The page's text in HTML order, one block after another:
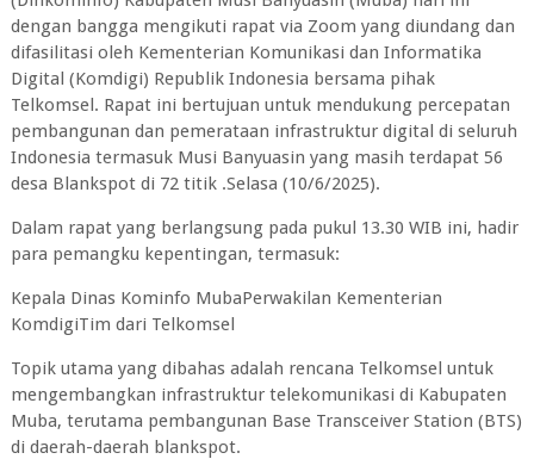
dengan bangga mengikuti rapat via Zoom yang diundang dan
difasilitasi oleh Kementerian Komunikasi dan Informatika
Digital (Komdigi) Republik Indonesia bersama pihak
Telkomsel. Rapat ini bertujuan untuk mendukung percepatan
pembangunan dan pemerataan infrastruktur digital di seluruh
Indonesia termasuk Musi Banyuasin yang masih terdapat 56
desa Blankspot di 72 titik .Selasa (10/6/2025).
Dalam rapat yang berlangsung pada pukul 13.30 WIB ini, hadir
para pemangku kepentingan, termasuk:
Kepala Dinas Kominfo MubaPerwakilan Kementerian
KomdigiTim dari Telkomsel
Topik utama yang dibahas adalah rencana Telkomsel untuk
mengembangkan infrastruktur telekomunikasi di Kabupaten
Muba, terutama pembangunan Base Transceiver Station (BTS)
di daerah-daerah blankspot.